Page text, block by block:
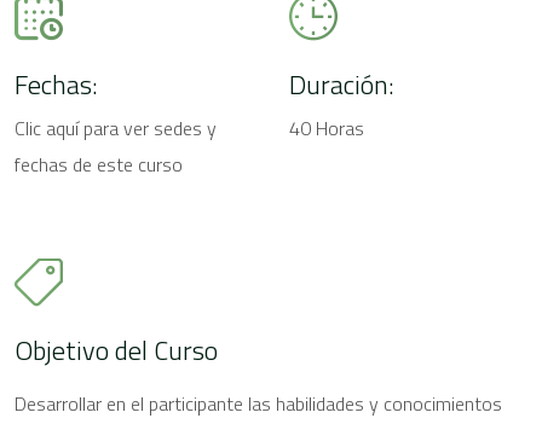
Fechas:
Clic aquí para ver sedes y
fechas de este curso
Duración:
40 Horas
Objetivo del Curso
Desarrollar en el participante las habilidades y conocimientos